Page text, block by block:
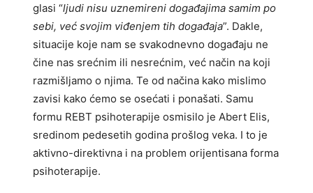
glasi “ljudi nisu uznemireni događajima samim po
sebi, već svojim viđenjem tih događaja”. Dakle,
situacije koje nam se svakodnevno događaju ne
čine nas srećnim ili nesrećnim, već način na koji
razmišljamo o njima. Te od načina kako mislimo
zavisi kako ćemo se osećati i ponašati. Samu
formu REBT psihoterapije osmisilo je Abert Elis,
sredinom pedesetih godina prošlog veka. I to je
aktivno-direktivna i na problem orijentisana forma
psihoterapije.